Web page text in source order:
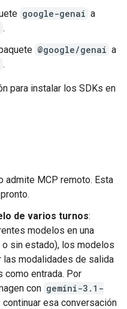
google-genai a
.
@google/genai a
.
para instalar los SDKs en
admite MCP remoto. Esta
de varios turnos:
modelos en una
sin estado), los modelos
modalidades de salida
entrada. Por
con gemini-3.1-
continuar esa conversación